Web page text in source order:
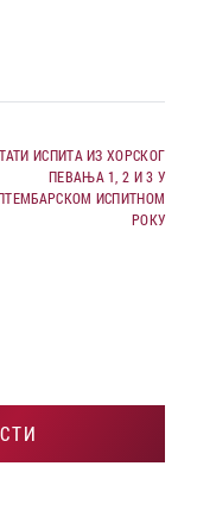
ИСПИТА ИЗ ХОРСКОГ
ПЕВАЊА 1, 2 И 3 У
ИСПИТНОМ
РОКУ